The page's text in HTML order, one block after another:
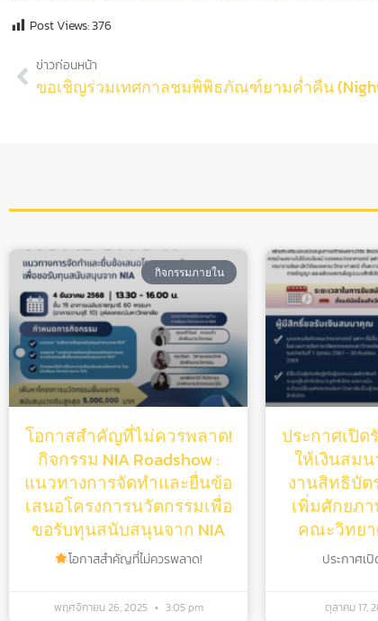
Post Views:376
ข่าวก่อนหน้า
ขอเชิญร่วมเทศกาลชมพิพิธภัณฑ์ยามค่ำคืน (Night
กิจกรรมภายใน
โอกาสสำคัญที่ไม่ควรพลาด!
กิจกรรม NIA Roadshow :
แนวทางการจัดทำและยื่นข้อ
เสนอโครงการนวัตกรรมเพื่อ
ขอรับทุนสนับสนุนจาก NIA
โอกาสสำคัญที่ไม่ควรพลาด!
พฤศจิกายน 26, 2025 3:05 pm
ประกาศเปิ
ให้เงินสม
งานสิทธิบั
เพิ่มศักยภ
คณะวิทย
ประกาศเ
ตุลาคม 17,